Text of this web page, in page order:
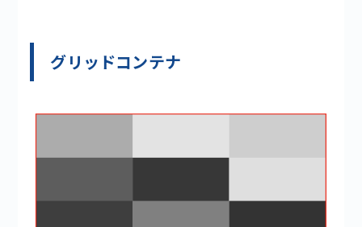
グリッドコンテナ